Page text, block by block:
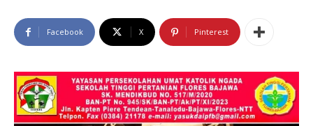
Facebook X Pinterest